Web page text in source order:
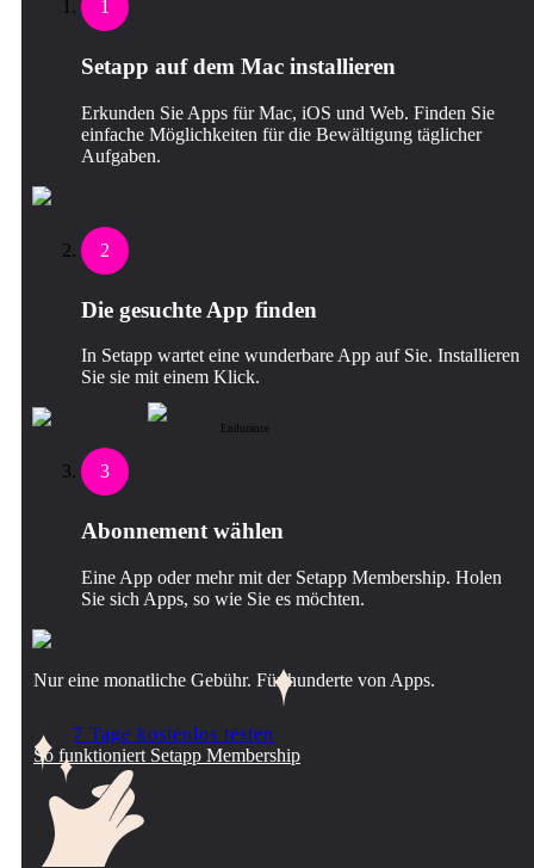
1
Setapp auf dem Mac installieren
Erkunden Sie Apps für Mac, iOS und Web. Finden Sie
einfache Möglichkeiten für die Bewältigung täglicher
Aufgaben.
2
Die gesuchte App finden
In Setapp wartet eine wunderbare App auf Sie. Installieren
Sie sie mit einem Klick.
Endurance
3
Abonnement wählen
Eine App oder mehr mit der Setapp Membership. Holen
Sie sich Apps, so wie Sie es möchten.
Nur eine monatliche Gebühr. Für hunderte von Apps.
7 Tage kostenlos testen
So funktioniert Setapp Membership